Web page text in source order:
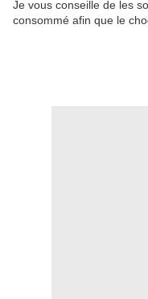
Je vous conseille de les
consommé afin que le